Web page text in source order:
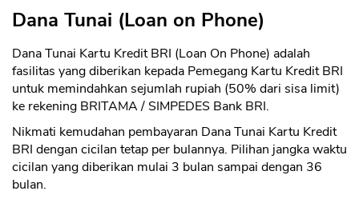
Dana Tunai (Loan on Phone)
Dana Tunai Kartu Kredit BRI (Loan On Phone) adalah
fasilitas yang diberikan kepada Pemegang Kartu Kredit BRI
untuk memindahkan sejumlah rupiah (50% dari sisa limit)
ke rekening BRITAMA / SIMPEDES Bank BRI.
Nikmati kemudahan pembayaran Dana Tunai Kartu Kredit
BRI dengan cicilan tetap per bulannya. Pilihan jangka waktu
cicilan yang diberikan mulai 3 bulan sampai dengan 36
bulan.